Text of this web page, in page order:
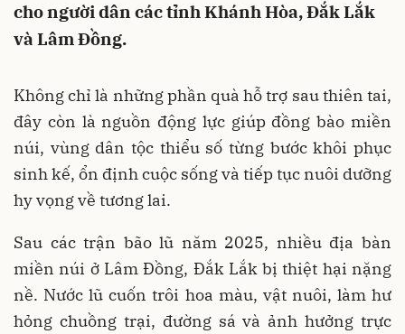
cho người dân các tỉnh Khánh Hòa, Đắk Lắk
và Lâm Đồng.
Không chỉ là những phần quà hỗ trợ sau thiên tai,
đây còn là nguồn động lực giúp đồng bào miền
núi, vùng dân tộc thiểu số từng bước khôi phục
sinh kế, ổn định cuộc sống và tiếp tục nuôi dưỡng
hy vọng về tương lai.
Sau các trận bão lũ năm 2025, nhiều địa bàn
miền núi ở Lâm Đồng, Đắk Lắk bị thiệt hại nặng
nề. Nước lũ cuốn trôi hoa màu, vật nuôi, làm hư
hỏng chuồng trại, đường sá và ảnh hưởng trực